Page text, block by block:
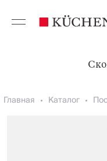
Главная Каталог